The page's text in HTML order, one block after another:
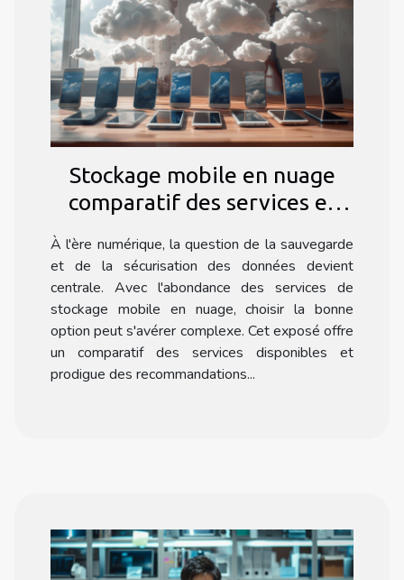
Stockage mobile en nuage
comparatif des services et
données
À l'ère numérique, la question de la sauvegarde
et de la sécurisation des données devient
centrale. Avec l'abondance des services de
stockage mobile en nuage, choisir la bonne
option peut s'avérer complexe. Cet exposé offre
un comparatif des services disponibles et
prodigue des recommandations...